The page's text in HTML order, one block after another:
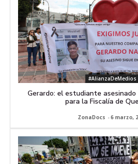
#AlianzaDeMedios
Gerardo: el estudiante
para la Fiscalía de
ZonaDocs - 6 marzo,